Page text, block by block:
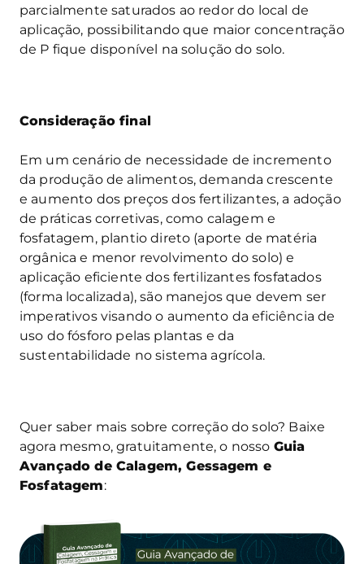
parcialmente saturados ao redor do local de
aplicação, possibilitando que maior concentração
de P fique disponível na solução do solo.
Consideração final
Em um cenário de necessidade de incremento
da produção de alimentos, demanda crescente
e aumento dos preços dos fertilizantes, a adoção
de práticas corretivas, como calagem e
fosfatagem, plantio direto (aporte de matéria
orgânica e menor revolvimento do solo) e
aplicação eficiente dos fertilizantes fosfatados
(forma localizada), são manejos que devem ser
imperativos visando o aumento da eficiência de
uso do fósforo pelas plantas e da
sustentabilidade no sistema agrícola.
Quer saber mais sobre correção do solo? Baixe
agora mesmo, gratuitamente, o nosso Guia
Avançado de Calagem, Gessagem e
Fosfatagem: